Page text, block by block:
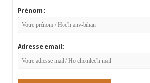
Prénom :
Adresse email: